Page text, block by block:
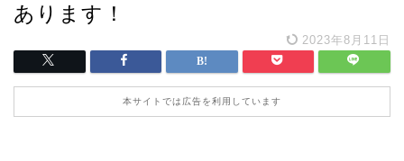
あります！
2023年8月11日
本サイトでは広告を利用しています